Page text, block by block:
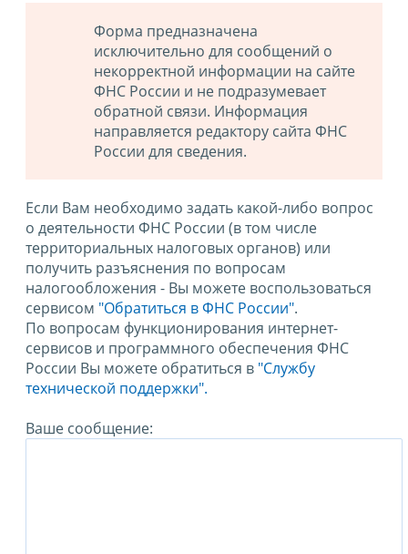
Форма предназначена
исключительно для сообщений о
некорректной информации на сайте
ФНС России и не подразумевает
обратной связи. Информация
направляется редактору сайта ФНС
России для сведения.
Если Вам необходимо задать какой-либо вопрос
о деятельности ФНС России (в том числе
территориальных налоговых органов) или
получить разъяснения по вопросам
налогообложения - Вы можете воспользоваться
сервисом "Обратиться в ФНС России".
По вопросам функционирования интернет-
сервисов и программного обеспечения ФНС
России Вы можете обратиться в "Службу
технической поддержки".
Ваше сообщение: